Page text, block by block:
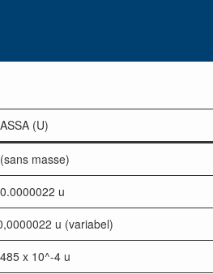
(U)
masse)
u
u (variabel)
x 10^-4 u